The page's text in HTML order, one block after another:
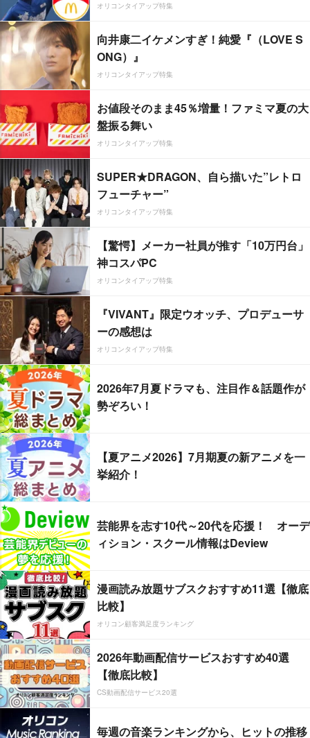
オリコンタイアップ特集
向井康二イケメンすぎ！純愛『（LOVE S
ONG）』
オリコンタイアップ特集
お値段そのまま45％増量！ファミマ夏の大
盤振る舞い
オリコンタイアップ特集
SUPER★DRAGON、自ら描いた”レトロ
フューチャー”
オリコンタイアップ特集
【驚愕】メーカー社員が推す「10万円台」
神コスパPC
オリコンタイアップ特集
『VIVANT』限定ウオッチ、プロデューサ
ーの感想は
オリコンタイアップ特集
2026年7月夏ドラマも、注目作＆話題作が
勢ぞろい！
【夏アニメ2026】7月期夏の新アニメを一
挙紹介！
芸能界を志す10代～20代を応援！ オーデ
ィション・スクール情報はDeview
漫画読み放題サブスクおすすめ11選【徹底
比較】
オリコン顧客満足度ランキング
2026年動画配信サービスおすすめ40選
【徹底比較】
CS動画配信サービス20選
毎週の音楽ランキングから、ヒットの推移